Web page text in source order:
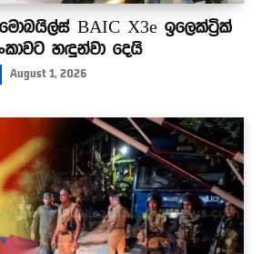
BAIC X3e ඉලෙක්ට්‍රික්
හඳුන්වා දෙයි
August 1, 2026